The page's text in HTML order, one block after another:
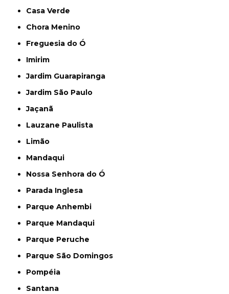
Casa Verde
Chora Menino
Freguesia do Ó
Imirim
Jardim Guarapiranga
Jardim São Paulo
Jaçanã
Lauzane Paulista
Limão
Mandaqui
Nossa Senhora do Ó
Parada Inglesa
Parque Anhembi
Parque Mandaqui
Parque Peruche
Parque São Domingos
Pompéia
Santana